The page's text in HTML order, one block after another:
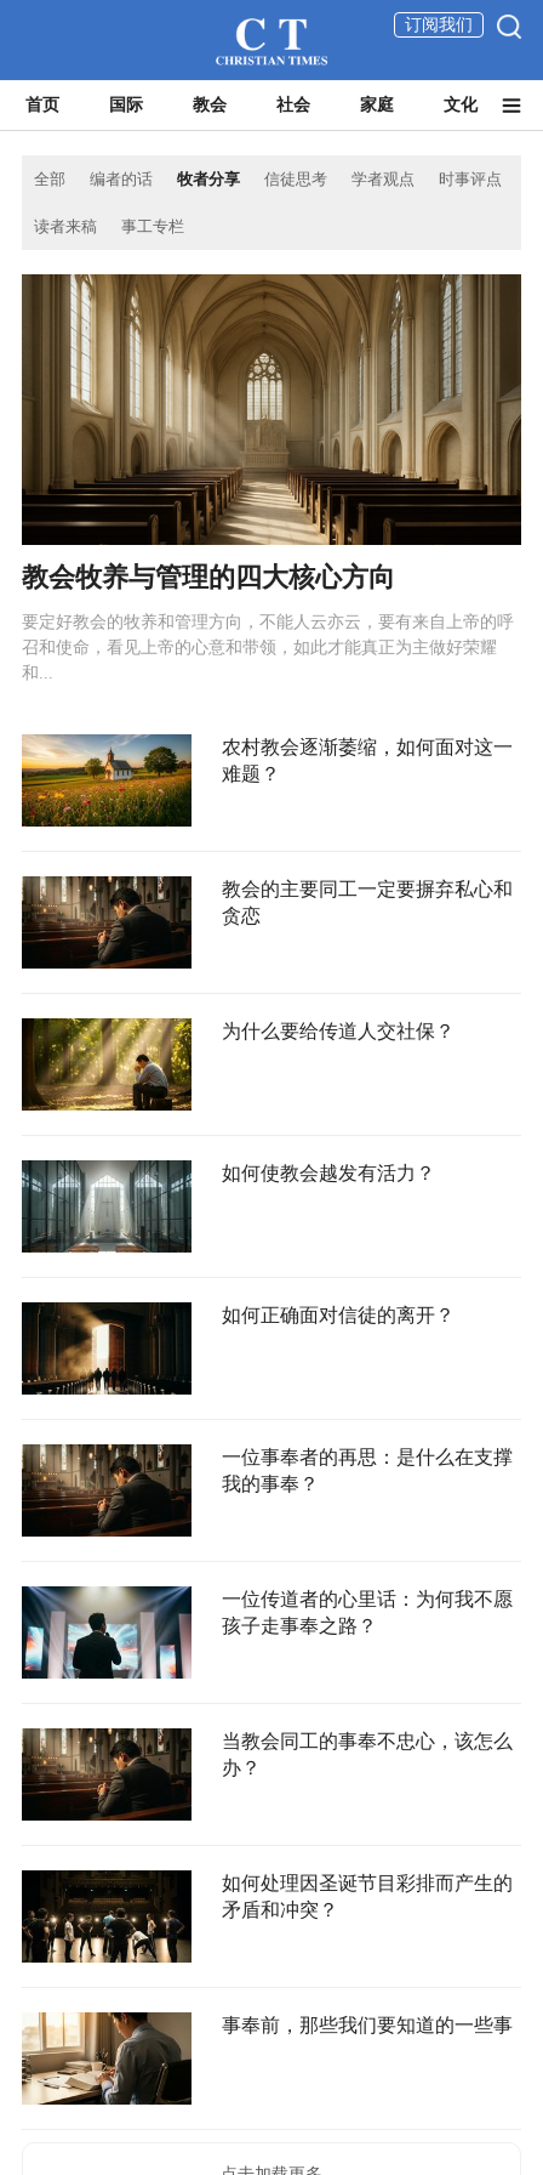
订阅我们
首页 国际 教会 社会 家庭 文化
全部 编者的话 牧者分享 信徒思考 学者观点 时事评点
读者来稿 事工专栏
教会牧养与管理的四大核心方向
要定好教会的牧养和管理方向，不能人云亦云，要有来自上帝的呼
召和使命，看见上帝的心意和带领，如此才能真正为主做好荣耀
和...
农村教会逐渐萎缩，如何面对这一
难题？
教会的主要同工一定要摒弃私心和
贪恋
为什么要给传道人交社保？
如何使教会越发有活力？
如何正确面对信徒的离开？
一位事奉者的再思：是什么在支撑
我的事奉？
一位传道者的心里话：为何我不愿
孩子走事奉之路？
当教会同工的事奉不忠心，该怎么
办？
如何处理因圣诞节目彩排而产生的
矛盾和冲突？
事奉前，那些我们要知道的一些事